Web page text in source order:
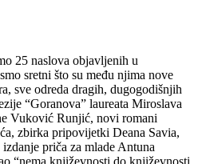
25 naslova objavljenih u
sretni što su među njima nove
sve odreda dragih, dugogodišnjih
“Goranova” laureata Miroslava
Vuković Runjić, novi romani
zbirka pripovijetki Deana Savia,
priča za mlade Antuna
“nema književnosti do književnosti